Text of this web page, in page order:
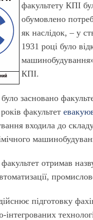
факультету КПІ
обумовлено
як наслідок, – у
1931 році було
КПІ.
засновано
факультет
входила до
отримав
підготовку
інтегрованих